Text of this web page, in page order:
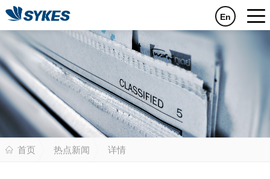
En
首页 热点新闻 详情